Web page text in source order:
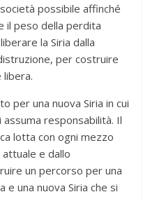
possibile affinché
il peso della perdita
la Siria dalla
per costruire
libera.
per una nuova Siria in cui
responsabilità. Il
lotta con ogni mezzo
attuale e dallo
un percorso per una
e una nuova Siria che si